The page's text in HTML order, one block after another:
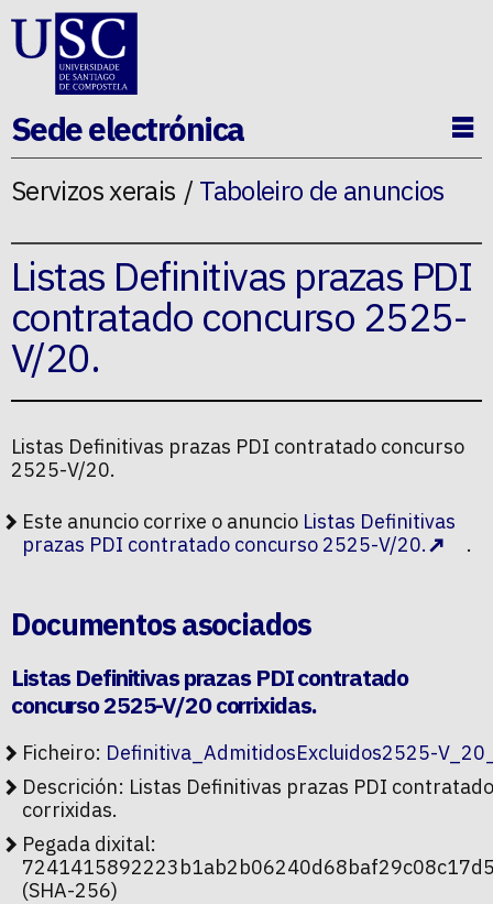
Ir ao contido da p�xina
Sede electrónica
Servizos xerais Taboleiro de anuncios
Listas Definitivas prazas PDI
contratado concurso 2525-
V/20.
Listas Definitivas prazas PDI contratado concurso
2525-V/20.
Este anuncio corrixe o anuncio Listas Definitivas
prazas PDI contratado concurso 2525-V/20.
.
Documentos asociados
Listas Definitivas prazas PDI contratado
concurso 2525-V/20 corrixidas.
Ficheiro: Definitiva_AdmitidosExcluidos2525-
Descrición: Listas Definitivas prazas PDI
corrixidas.
Pegada dixital:
(SHA-256)